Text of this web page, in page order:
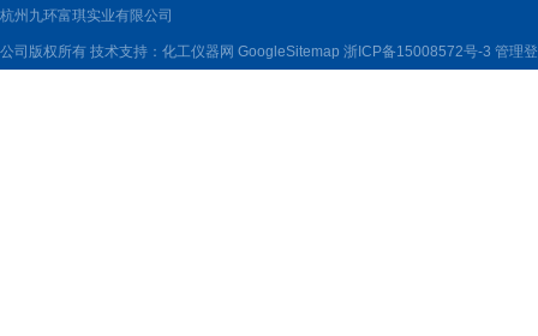
杭州九环富琪实业有限公司
公司版权所有 技术支持： 化工仪器网 GoogleSitemap 浙ICP备15008572号-3 管理